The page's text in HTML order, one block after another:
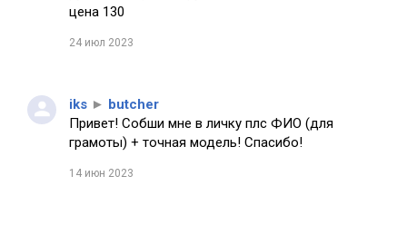
цена 130
24 июл 2023
iks ► butcher
Привет! Собши мне в личку плс ФИО (для
грамоты) + точная модель! Спасибо!
14 июн 2023